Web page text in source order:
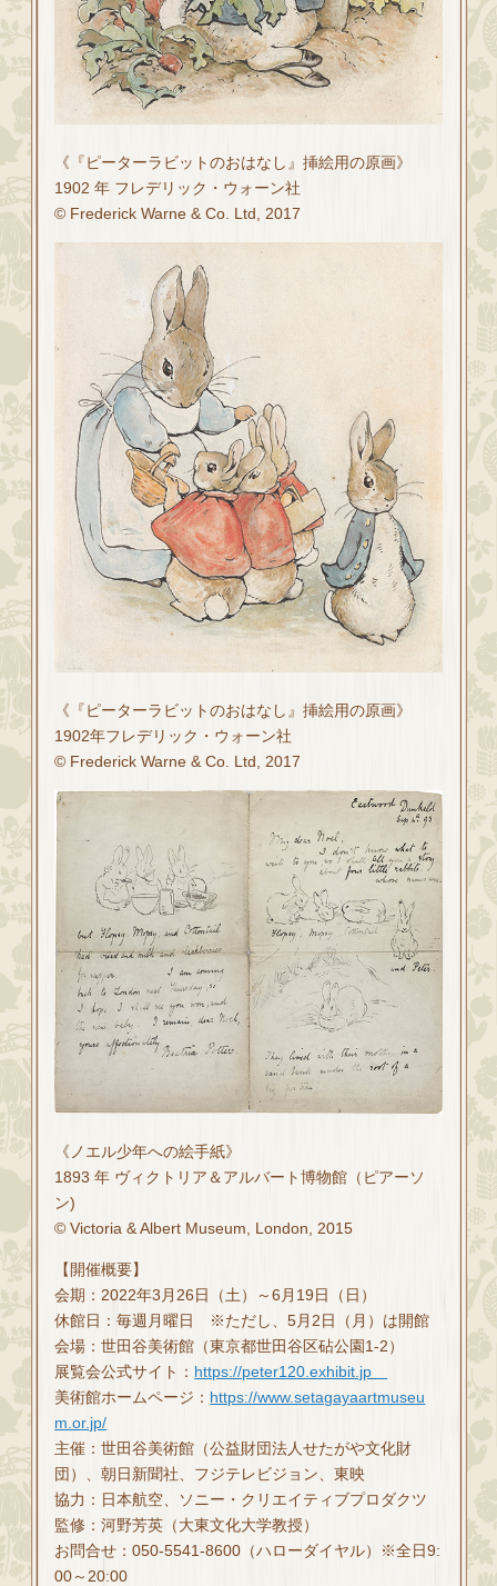
《『ピーターラビットのおはなし』挿絵用の原画》
1902 年 フレデリック・ウォーン社
© Frederick Warne & Co. Ltd, 2017
《『ピーターラビットのおはなし』挿絵用の原画》
1902年フレデリック・ウォーン社
© Frederick Warne & Co. Ltd, 2017
《ノエル少年への絵手紙》
1893 年 ヴィクトリア＆アルバート博物館（ピアーソ
ン)
© Victoria & Albert Museum, London, 2015
【開催概要】
会期：2022年3月26日（土）～6月19日（日）
休館日：毎週月曜日 ※ただし、5月2日（月）は開館
会場：世田谷美術館（東京都世田谷区砧公園1-2）
展覧会公式サイト： https://peter120.exhibit.jp
美術館ホームページ： https://www.setagayaartmuseu
m.or.jp/
主催：世田谷美術館（公益財団法人せたがや文化財
団）、朝日新聞社、フジテレビジョン、東映
協力：日本航空、ソニー・クリエイティブプロダクツ
監修：河野芳英（大東文化大学教授）
お問合せ：050-5541-8600（ハローダイヤル）※全日9:
00～20:00